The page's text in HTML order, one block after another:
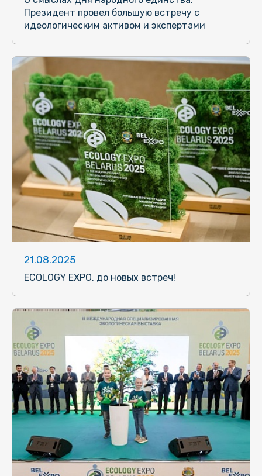
Президент провел большую встречу с
идеологическим активом и экспертами
21.08.2025
ECOLOGY EXPO, до новых встреч!